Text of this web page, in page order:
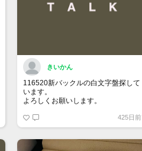
きいかん
116520新バックルの白文字盤探して
います。
よろしくお願いします。
425日前